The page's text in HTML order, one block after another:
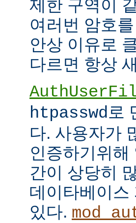
제한 구역이
여러번 암호
안상 이유로
다르면 항상
htpasswd 로
다. 사용자가
인증하기위
간이 상당히
데이타베이스
있다.